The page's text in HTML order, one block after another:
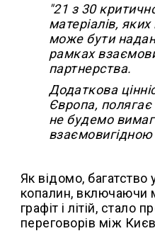
"21 з 30
матеріалів,
може бути
рамках
партнерства.
Додаткова
Європа,
не будемо
Як відомо, багатство
копалин, включаючи
графіт і літій,
переговорів між